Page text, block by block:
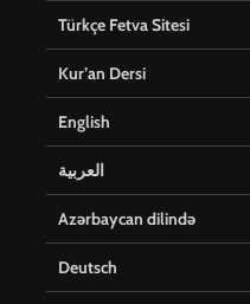
Türkçe Fetva Sitesi
Kur’an Dersi
English
العربية
Azərbaycan dilində
Deutsch